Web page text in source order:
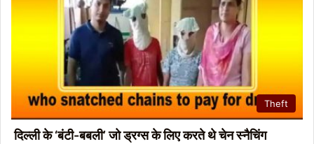
Theft
दिल्ली के ‘बंटी-बबली’ जो ड्रग्स के लिए करते थे चेन स्नैचिंग